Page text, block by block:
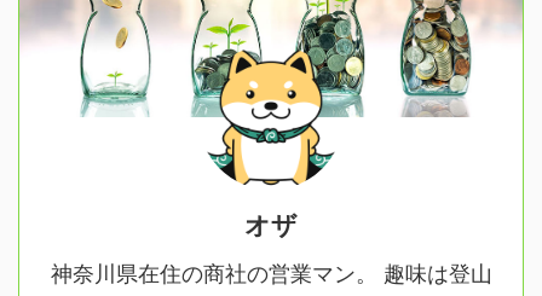
オザ
神奈川県在住の商社の営業マン。 趣味は登山